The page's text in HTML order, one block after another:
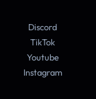
Discord
TikTok
Youtube
Instagram